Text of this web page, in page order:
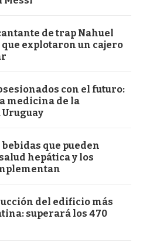
de trap Nahuel
que explotaron un cajero
con el futuro:
medicina de la
que pueden
hepática y los
del edificio más
superará los 470